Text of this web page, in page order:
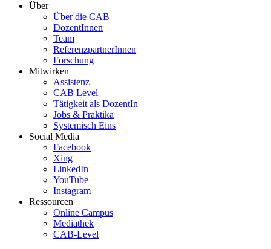
Über
Über die CAB
DozentInnen
Team
ReferenzpartnerInnen
Forschung
Mitwirken
Assistenz
CAB Level
Tätigkeit als DozentIn
Jobs & Praktika
Systemisch Eins
Social Media
Facebook
Xing
LinkedIn
YouTube
Instagram
Ressourcen
Online Campus
Mediathek
CAB-Level